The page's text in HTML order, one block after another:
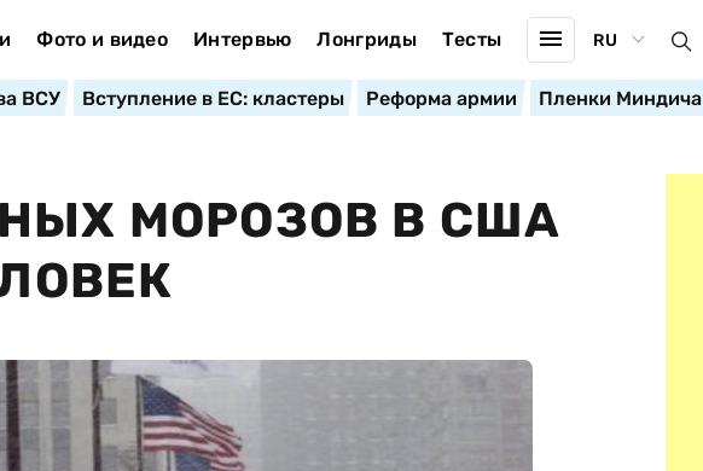
Фото и видео Интервью Лонгриды Тесты RU
ВСУ Вступление в ЕС: кластеры Реформа армии Пленки Миндича
МОРОЗОВ В США